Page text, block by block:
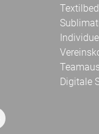
Digitale